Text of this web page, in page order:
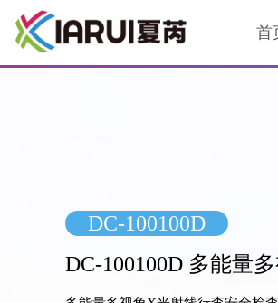
首
DC-100100D
DC-100100D 多能量